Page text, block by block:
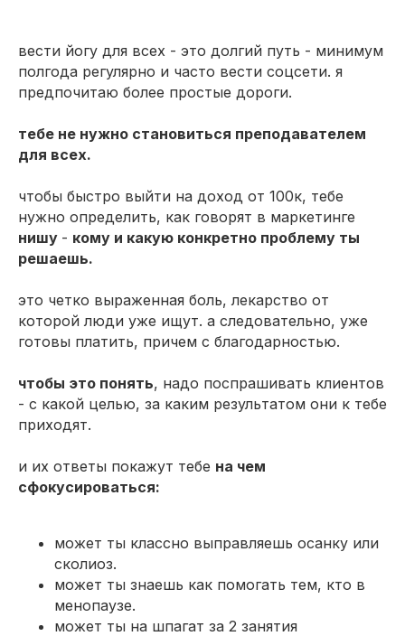
вести йогу для всех - это долгий путь - минимум
полгода регулярно и часто вести соцсети. я
предпочитаю более простые дороги.
тебе не нужно становиться преподавателем
для всех.
чтобы быстро выйти на доход от 100к, тебе
нужно определить, как говорят в маркетинге
нишу - кому и какую конкретно проблему ты
решаешь.
это четко выраженная боль, лекарство от
которой люди уже ищут. а следовательно, уже
готовы платить, причем с благодарностью.
чтобы это понять, надо поспрашивать клиентов
- с какой целью, за каким результатом они к тебе
приходят.
и их ответы покажут тебе на чем
сфокусироваться:
может ты классно выправляешь осанку или
сколиоз.
может ты знаешь как помогать тем, кто в
менопаузе.
может ты на шпагат за 2 занятия